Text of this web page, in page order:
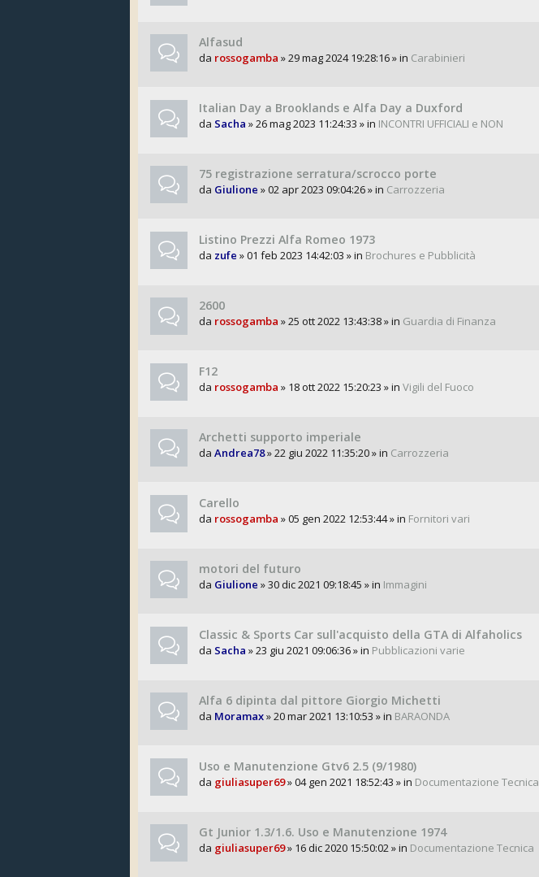
Alfasud
da rossogamba » 29 mag 2024 19:28:16 » in Carabinieri
Italian Day a Brooklands e Alfa Day a Duxford
da Sacha » 26 mag 2023 11:24:33 » in INCONTRI UFFICIALI e NON
75 registrazione serratura/scrocco porte
da Giulione » 02 apr 2023 09:04:26 » in Carrozzeria
Listino Prezzi Alfa Romeo 1973
da zufe » 01 feb 2023 14:42:03 » in Brochures e Pubblicità
2600
da rossogamba » 25 ott 2022 13:43:38 » in Guardia di Finanza
F12
da rossogamba » 18 ott 2022 15:20:23 » in Vigili del Fuoco
Archetti supporto imperiale
da Andrea78» 22 giu 2022 11:35:20 » in Carrozzeria
Carello
da rossogamba » 05 gen 2022 12:53:44 » in Fornitori vari
motori del futuro
da Giulione » 30 dic 2021 09:18:45 » in Immagini
Classic & Sports Car sull'acquisto della GTA di Alfaholics
da Sacha » 23 giu 2021 09:06:36 » in Pubblicazioni varie
Alfa 6 dipinta dal pittore Giorgio Michetti
da Moramax» 20 mar 2021 13:10:53 » in BARAONDA
Uso e Manutenzione Gtv6 2.5 (9/1980)
da giuliasuper69» 04 gen 2021 18:52:43 » in Documentazione Tecnica
Gt Junior 1.3/1.6. Uso e Manutenzione 1974
da giuliasuper69» 16 dic 2020 15:50:02 » in Documentazione Tecnica